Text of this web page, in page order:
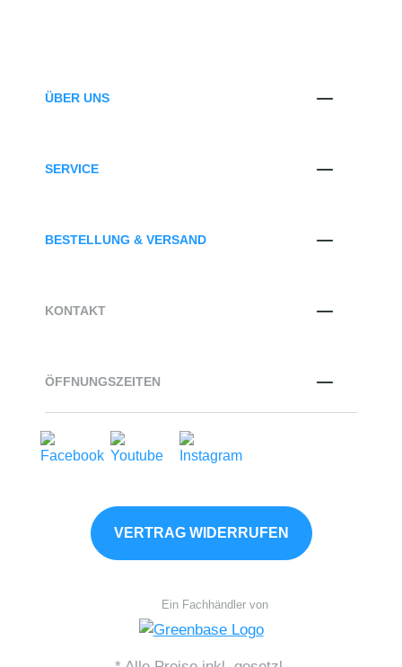
ÜBER UNS
SERVICE
BESTELLUNG & VERSAND
KONTAKT
ÖFFNUNGSZEITEN
VERTRAG WIDERRUFEN
Ein Fachhändler von